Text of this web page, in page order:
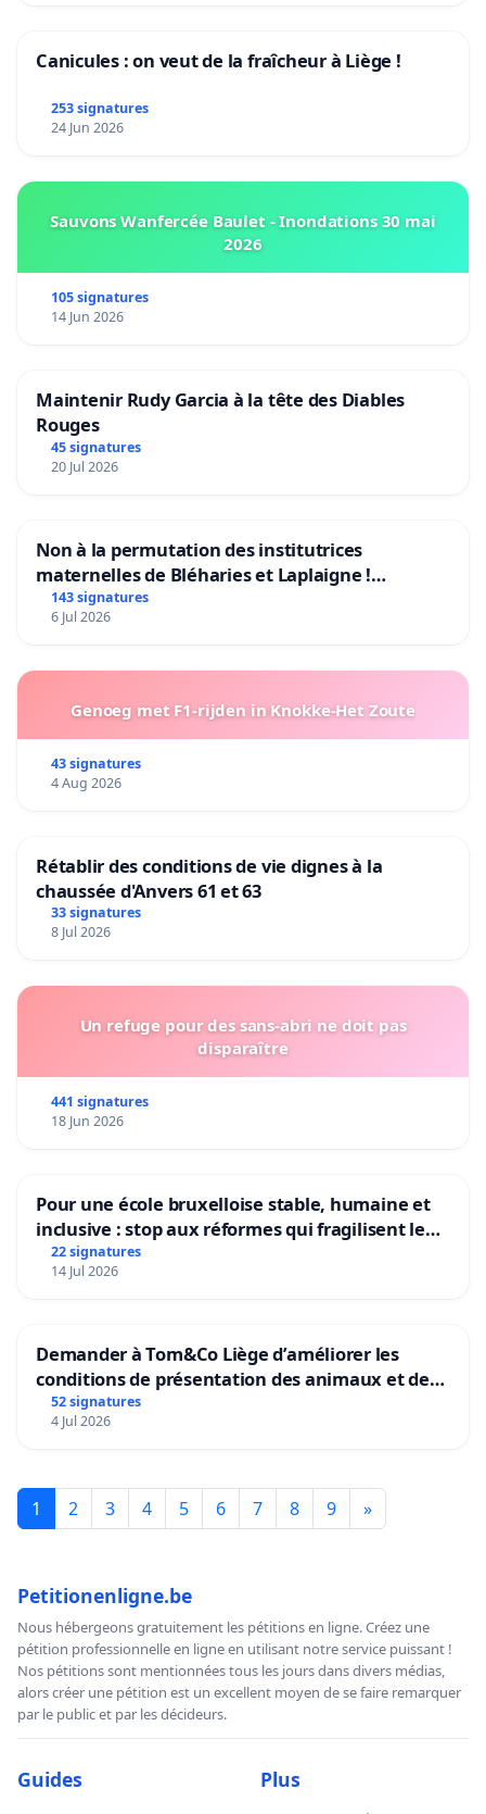
Canicules : on veut de la fraîcheur à Liège !
253 signatures
24 Jun 2026
Sauvons Wanfercée Baulet - Inondations 30 mai
2026
105 signatures
14 Jun 2026
Maintenir Rudy Garcia à la tête des Diables
Rouges
45 signatures
20 Jul 2026
Non à la permutation des institutrices
maternelles de Bléharies et Laplaigne !
Préservons la stabilité de nos enfants.
143 signatures
6 Jul 2026
Genoeg met F1-rijden in Knokke-Het Zoute
43 signatures
4 Aug 2026
Rétablir des conditions de vie dignes à la
chaussée d'Anvers 61 et 63
33 signatures
8 Jul 2026
Un refuge pour des sans-abri ne doit pas
disparaître
441 signatures
18 Jun 2026
Pour une école bruxelloise stable, humaine et
inclusive : stop aux réformes qui fragilisent le
primaire
22 signatures
14 Jul 2026
Demander à Tom&Co Liège d’améliorer les
conditions de présentation des animaux et de
mettre fin à la vente d’animaux en magasin
52 signatures
4 Jul 2026
1 2 3 4 5 6 7 8 9 »
Petitionenligne.be
Nous hébergeons gratuitement les pétitions en ligne. Créez une
pétition professionnelle en ligne en utilisant notre service puissant !
Nos pétitions sont mentionnées tous les jours dans divers médias,
alors créer une pétition est un excellent moyen de se faire remarquer
par le public et par les décideurs.
Guides Plus